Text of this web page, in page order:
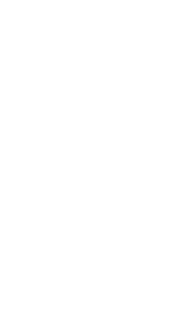
hinzufügen
hinzufügen